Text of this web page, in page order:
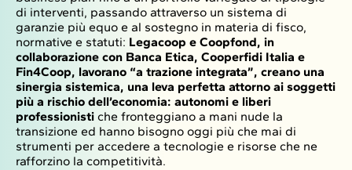
di interventi, passando attraverso un sistema di
garanzie più equo e al sostegno in materia di fisco,
normative e statuti: Legacoop e Coopfond, in
collaborazione con Banca Etica, Cooperfidi Italia e
Fin4Coop, lavorano “a trazione integrata”, creano una
sinergia sistemica, una leva perfetta attorno ai soggetti
più a rischio dell’economia: autonomi e liberi
professionisti che fronteggiano a mani nude la
transizione ed hanno bisogno oggi più che mai di
strumenti per accedere a tecnologie e risorse che ne
rafforzino la competitività.